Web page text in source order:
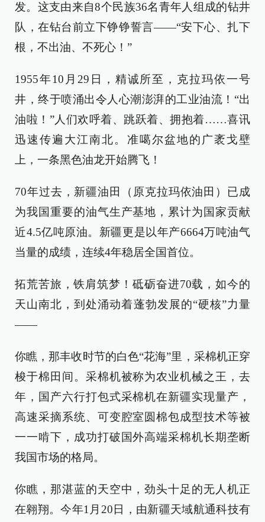
发。这支由来自8个民族36名青年人组成的钻井
队，在钻台前立下铮铮誓言——“安下心、扎下
根，不出油、不死心！”
1955年10月29日，精诚所至，克拉玛依一号
井，终于喷涌出令人心潮澎湃的工业油流！“出
油啦！”人们欢呼着、跳跃着、拥抱着……喜讯
迅速传遍大江南北。准噶尔盆地的广袤戈壁
上，一条黑色油龙开始腾飞！
70年过去，新疆油田（原克拉玛依油田）已成
为我国重要的油气生产基地，累计为国家贡献
近4.5亿吨原油。新疆更是以年产6664万吨油气
当量的成绩，连续4年稳居全国首位。
拓荒苦旅，铁肩筑梦！砥砺奋进70载，如今的
天山南北，到处涌动着蓬勃发展的“硬核”力量
——
你瞧，那丰收时节的白色“花海”里，采棉机正穿
梭于棉田间。采棉机被称为农业机械之王，去
年，国产六行打包式采棉机在新疆实现量产，
高速采摘系统、可变腔室圆棉包成型技术等被
一一啃下，成功打破国外高端采棉机长期垄断
我国市场的格局。
你瞧，那湛蓝的天空中，劲头十足的无人机正
在翱翔。今年1月20日，由新疆天域航通科技有